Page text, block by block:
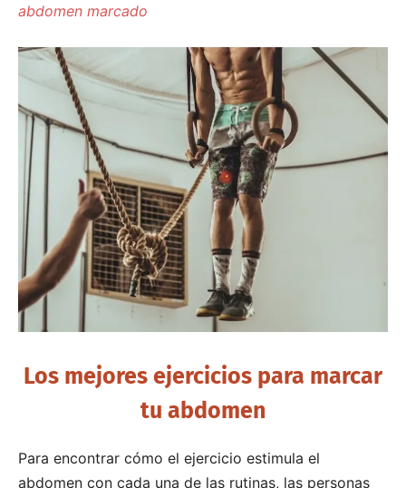
abdomen marcado
Los mejores ejercicios para marcar
tu abdomen
Para encontrar cómo el ejercicio estimula el
abdomen con cada una de las rutinas, las personas